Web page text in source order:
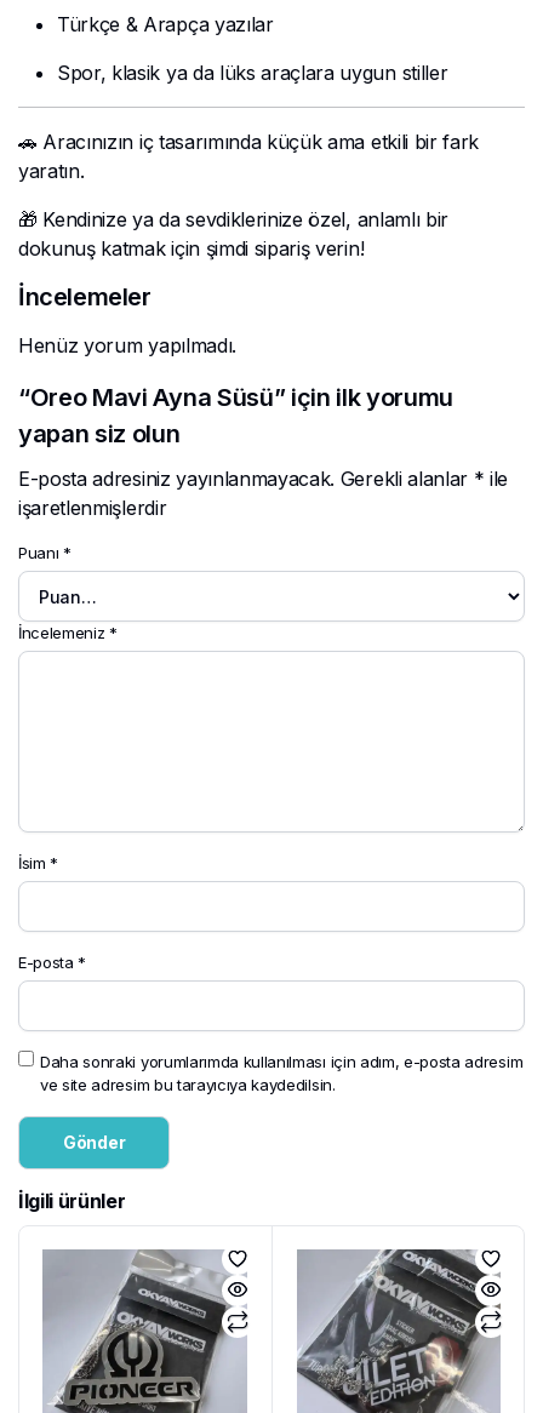
Türkçe & Arapça yazılar
Spor, klasik ya da lüks araçlara uygun stiller
🚗 Aracınızın iç tasarımında küçük ama etkili bir fark
yaratın.
🎁 Kendinize ya da sevdiklerinize özel, anlamlı bir
dokunuş katmak için şimdi sipariş verin!
İncelemeler
Henüz yorum yapılmadı.
“Oreo Mavi Ayna Süsü” için ilk yorumu
yapan siz olun
E-posta adresiniz yayınlanmayacak. Gerekli alanlar * ile
işaretlenmişlerdir
Puanı *
İncelemeniz *
İsim *
E-posta *
Daha sonraki yorumlarımda kullanılması için adım, e-posta adresim
ve site adresim bu tarayıcıya kaydedilsin.
İlgili ürünler